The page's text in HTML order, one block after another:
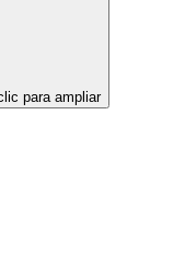
para ampliar